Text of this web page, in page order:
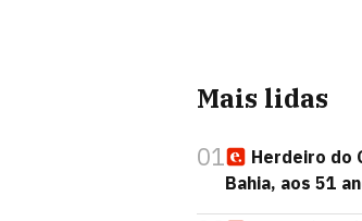
Mais lidas
01
Herdeiro do
Bahia, aos 51